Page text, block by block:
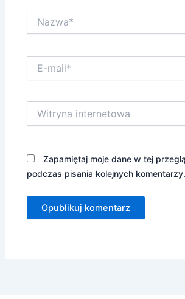
mail*
internetowa
Zapamiętaj moje dane w tej
podczas pisania kolejnych komentarzy.